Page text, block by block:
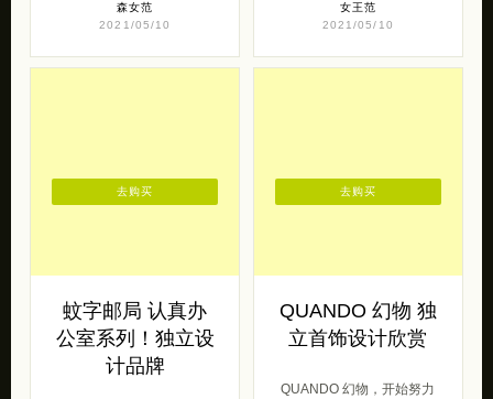
森女范
2021/05/10
女王范
2021/05/10
蚊字邮局 认真办
公室系列！独立设
计品牌
去购买
QUANDO 幻物 独
立首饰设计欣赏
QUANDO 幻物，开始努力
去购买